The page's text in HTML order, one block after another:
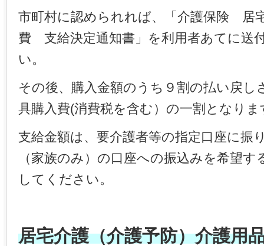
市町村に認められれば、「介護保険 居
費 支給決定通知書」を利用者あてに送
い。
その後、購入金額のうち９割の払い戻し
具購入費(消費税を含む）の一割となりま
支給金額は、要介護者等の指定口座に振
（家族のみ）の口座への振込みを希望
してください。
居宅介護（介護予防）介護用